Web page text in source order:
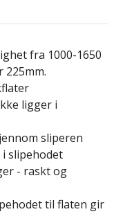
fra 1000-1650
ligger i
sliperen
slipehodet
- raskt og
til flaten gir